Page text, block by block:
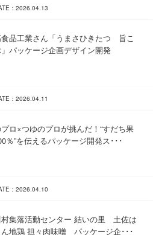
：2026.04.13
食品工業さん「うまさひきたつ 旨こ
パッケージ企画デザイン開発
：2026.04.11
ロ×つゆのプロが挑んだ！“すだち果
％”を伝えるパッケージ開発ス･･･
：2026.04.10
村集落活動センター 結いの里 土佐は
ん地鶏 担々肉味噌 パッケージ企･･･